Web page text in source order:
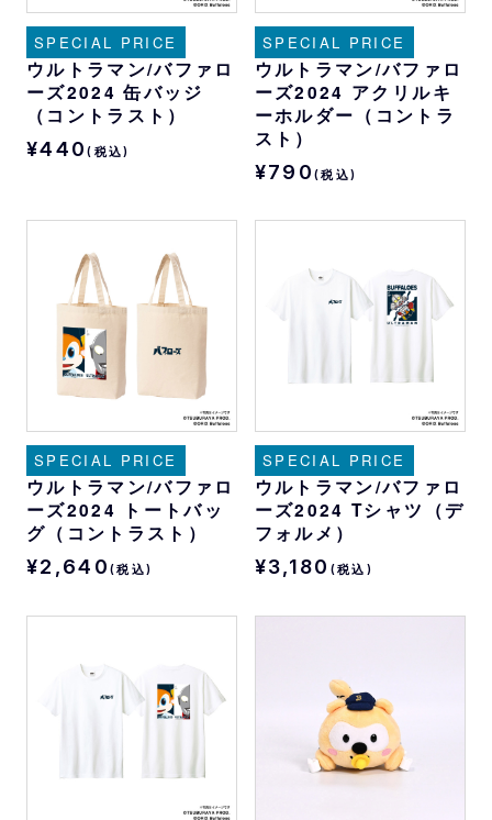
SPECIAL PRICE
ウルトラマン/バファロ
ーズ2024 缶バッジ
（コントラスト）
¥440(税込)
SPECIAL PRICE
ウルトラマン/バファロ
ーズ2024 アクリルキ
ーホルダー（コントラ
スト）
¥790(税込)
SPECIAL PRICE
ウルトラマン/バファロ
ーズ2024 トートバッ
グ（コントラスト）
¥2,640 (税込)
SPECIAL PRICE
ウルトラマン/バファロ
ーズ2024 Tシャツ（デ
フォルメ）
¥3,180 (税込)